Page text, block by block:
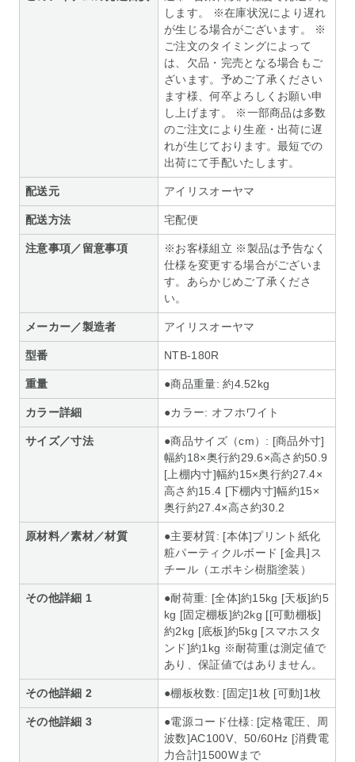
します。 ※在庫状況により遅れ
が生じる場合がございます。 ※
ご注文のタイミングによって
は、欠品・完売となる場合もご
ざいます。予めご了承ください
ます様、何卒よろしくお願い申
し上げます。 ※一部商品は多数
のご注文により生産・出荷に遅
れが生じております。最短での
出荷にて手配いたします。
配送元 アイリスオーヤマ
配送方法 宅配便
注意事項／留意事項
※お客様組立 ※製品は予告なく
仕様を変更する場合がございま
す。あらかじめご了承くださ
い。
メーカー／製造者 アイリスオーヤマ
型番 NTB-180R
重量 ●商品重量: 約4.52kg
カラー詳細 ●カラー: オフホワイト
サイズ／寸法
●商品サイズ（cm）: [商品外寸]
幅約18×奥行約29.6×高さ約50.9
[上棚内寸]幅約15×奥行約27.4×
高さ約15.4 [下棚内寸]幅約15×
奥行約27.4×高さ約30.2
原材料／素材／材質
●主要材質: [本体]プリント紙化
粧パーティクルボード [金具]ス
チール（エポキシ樹脂塗装）
その他詳細 1
●耐荷重: [全体]約15kg [天板]約5
kg [固定棚板]約2kg [[可動棚板]
約2kg [底板]約5kg [スマホスタ
ンド]約1kg ※耐荷重は測定値で
あり、保証値ではありません。
その他詳細 2 ●棚板枚数: [固定]1枚 [可動]1枚
その他詳細 3
●電源コード仕様: [定格電圧、周
波数]AC100V、50/60Hz [消費電
力合計]1500Wまで